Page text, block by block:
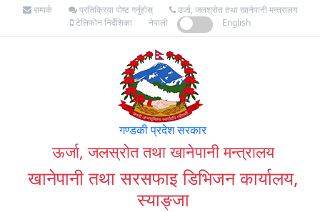
सम्पर्क प्रतिक्रिया पोष्ट गर्नुहोस्
उर्जा, जलश्रोत तथा खानेपानी मन्त्रालय
टेलिफोन निर्देशिका
नेपाली English
गण्डकी प्रदेश सरकार
ऊर्जा, जलस्रोत तथा खानेपानी मन्त्रालय
खानेपानी तथा सरसफाइ डिभिजन कार्यालय,
स्याङ्जा